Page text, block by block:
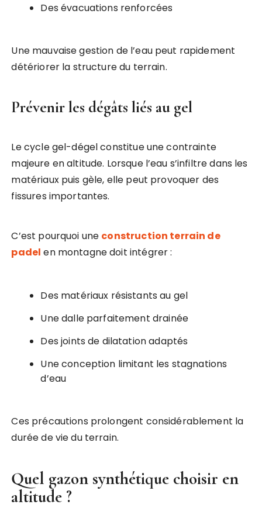
Des évacuations renforcées
Une mauvaise gestion de l’eau peut rapidement
détériorer la structure du terrain.
Prévenir les dégâts liés au gel
Le cycle gel-dégel constitue une contrainte
majeure en altitude. Lorsque l’eau s’infiltre dans les
matériaux puis gèle, elle peut provoquer des
fissures importantes.
C’est pourquoi une construction terrain de
padel en montagne doit intégrer :
Des matériaux résistants au gel
Une dalle parfaitement drainée
Des joints de dilatation adaptés
Une conception limitant les stagnations
d’eau
Ces précautions prolongent considérablement la
durée de vie du terrain.
Quel gazon synthétique choisir en
altitude ?